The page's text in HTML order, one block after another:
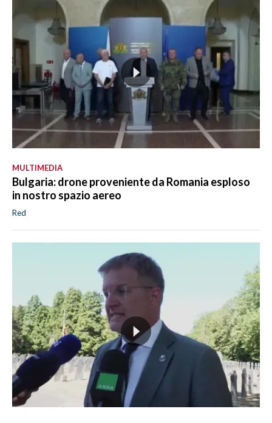
MULTIMEDIA
Bulgaria: drone proveniente da Romania esploso
in nostro spazio aereo
Red